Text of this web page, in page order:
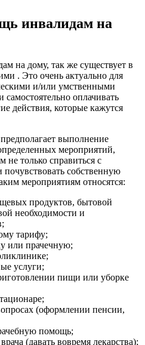
инвалидам на
на дому, так же существует в
. Это очень актуально для
и/или умственными
оплачивать
действия, которые кажутся
выполнение
мероприятий,
только справиться с
собственную
мероприятиям относятся:
продуктов, бытовой
необходимости и
тарифу;
или прачечную;
услуги;
пищи или уборке
(оформлении пенсии,
помощь;
(давать вовремя лекарства);